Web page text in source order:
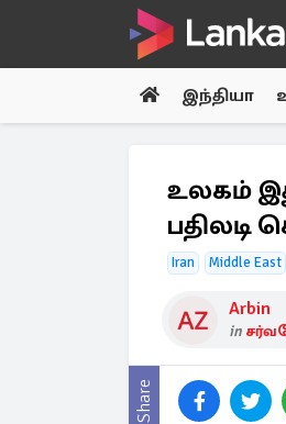
இந்தியா
உலகம்
பதிலடி
Iran Middle East
Arbin
in
Share